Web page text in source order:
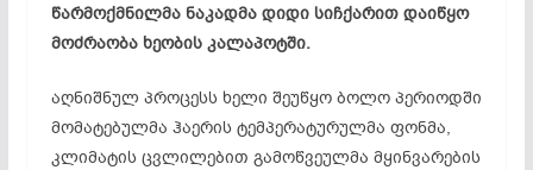
წარმოქმნილმა ნაკადმა დიდი სიჩქარით დაიწყო
მოძრაობა ხეობის კალაპოტში.
აღნიშნულ პროცესს ხელი შეუწყო ბოლო პერიოდში
მომატებულმა ჰაერის ტემპერატურულმა ფონმა,
კლიმატის ცვლილებით გამოწვეულმა მყინვარების